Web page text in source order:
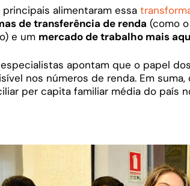
alimentaram essa
de transferência de renda (como o
e um mercado de trabalho mais
apontam que o papel
nos números de renda. Em suma,
per capita familiar média do país